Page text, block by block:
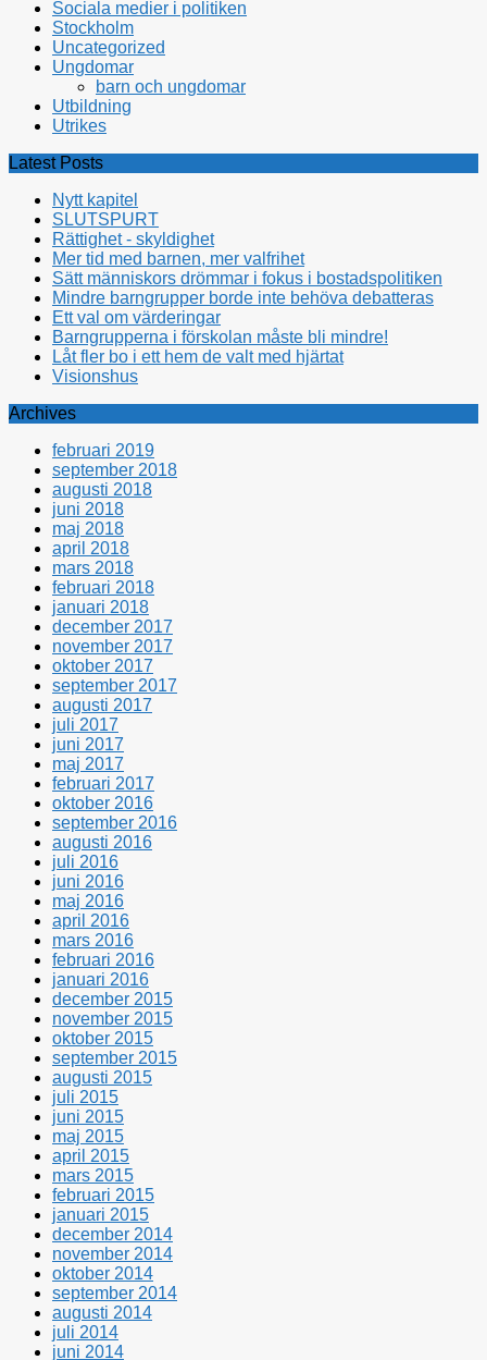
Sociala medier i politiken
Stockholm
Uncategorized
Ungdomar
barn och ungdomar
Utbildning
Utrikes
Latest Posts
Nytt kapitel
SLUTSPURT
Rättighet - skyldighet
Mer tid med barnen, mer valfrihet
Sätt människors drömmar i fokus i bostadspolitiken
Mindre barngrupper borde inte behöva debatteras
Ett val om värderingar
Barngrupperna i förskolan måste bli mindre!
Låt fler bo i ett hem de valt med hjärtat
Visionshus
Archives
februari 2019
september 2018
augusti 2018
juni 2018
maj 2018
april 2018
mars 2018
februari 2018
januari 2018
december 2017
november 2017
oktober 2017
september 2017
augusti 2017
juli 2017
juni 2017
maj 2017
februari 2017
oktober 2016
september 2016
augusti 2016
juli 2016
juni 2016
maj 2016
april 2016
mars 2016
februari 2016
januari 2016
december 2015
november 2015
oktober 2015
september 2015
augusti 2015
juli 2015
juni 2015
maj 2015
april 2015
mars 2015
februari 2015
januari 2015
december 2014
november 2014
oktober 2014
september 2014
augusti 2014
juli 2014
juni 2014